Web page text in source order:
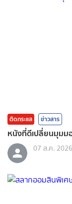
ติดกระแส ข่าวสาร
หนังที่ดีเปลี่ยนมุมม
07 ส.ค. 2026